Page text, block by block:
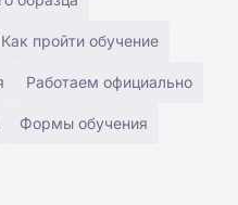
Как пройти обучение
Работаем официально
Формы обучения